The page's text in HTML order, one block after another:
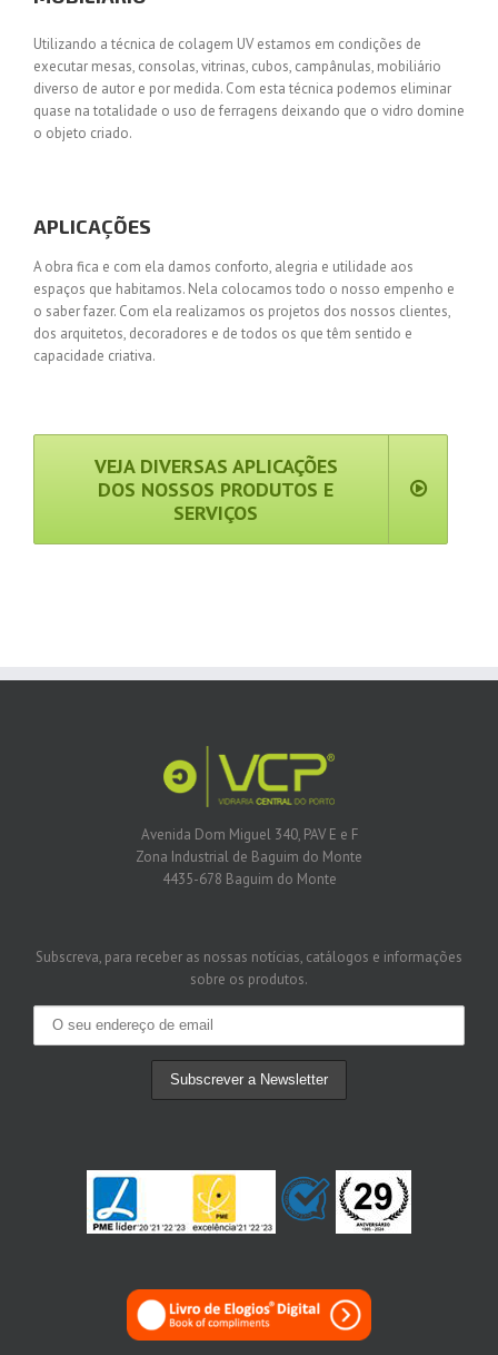
Utilizando a técnica de colagem UV estamos em condições de
executar mesas, consolas, vitrinas, cubos, campânulas, mobiliário
diverso de autor e por medida. Com esta técnica podemos eliminar
quase na totalidade o uso de ferragens deixando que o vidro domine
o objeto criado.
APLICAÇÕES
A obra fica e com ela damos conforto, alegria e utilidade aos
espaços que habitamos. Nela colocamos todo o nosso empenho e
o saber fazer. Com ela realizamos os projetos dos nossos clientes,
dos arquitetos, decoradores e de todos os que têm sentido e
capacidade criativa.
VEJA DIVERSAS APLICAÇÕES
DOS NOSSOS PRODUTOS E
SERVIÇOS
Avenida Dom Miguel 340, PAV E e F
Zona Industrial de Baguim do Monte
4435-678 Baguim do Monte
Subscreva, para receber as nossas notícias, catálogos e informações
sobre os produtos.